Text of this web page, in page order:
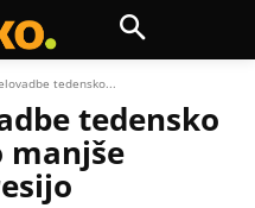
tedensko...
tedensko
manjše